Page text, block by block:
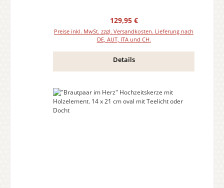
Regulärer Preis:
129,95 €
Preise inkl. MwSt. zzgl. Versandkosten. Lieferung nach
DE, AUT, ITA und CH.
Details